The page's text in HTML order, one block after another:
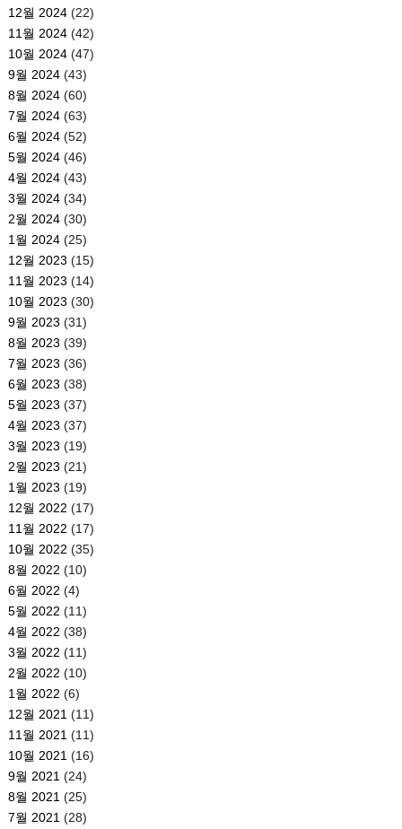
12월 2024(22)
11월 2024(42)
10월 2024(47)
9월 2024(43)
8월 2024(60)
7월 2024(63)
6월 2024(52)
5월 2024(46)
4월 2024(43)
3월 2024(34)
2월 2024(30)
1월 2024(25)
12월 2023 (15)
11월 2023 (14)
10월 2023 (30)
9월 2023 (31)
8월 2023 (39)
7월 2023 (36)
6월 2023 (38)
5월 2023 (37)
4월 2023 (37)
3월 2023 (19)
2월 2023 (21)
1월 2023 (19)
12월 2022 (17)
11월 2022 (17)
10월 2022 (35)
8월 2022 (10)
6월 2022 (4)
5월 2022 (11)
4월 2022 (38)
3월 2022 (11)
2월 2022 (10)
1월 2022 (6)
12월 2021 (11)
11월 2021 (11)
10월 2021 (16)
9월 2021 (24)
8월 2021 (25)
7월 2021 (28)